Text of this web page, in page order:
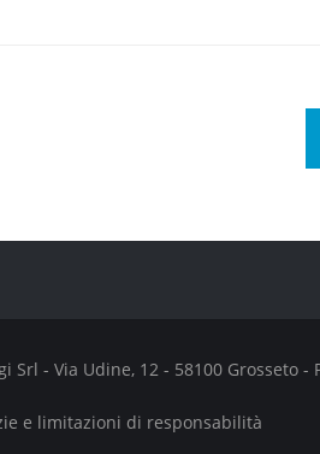
Srl - Via Udine, 12 - 58100 Grosseto -
e limitazioni di responsabilità